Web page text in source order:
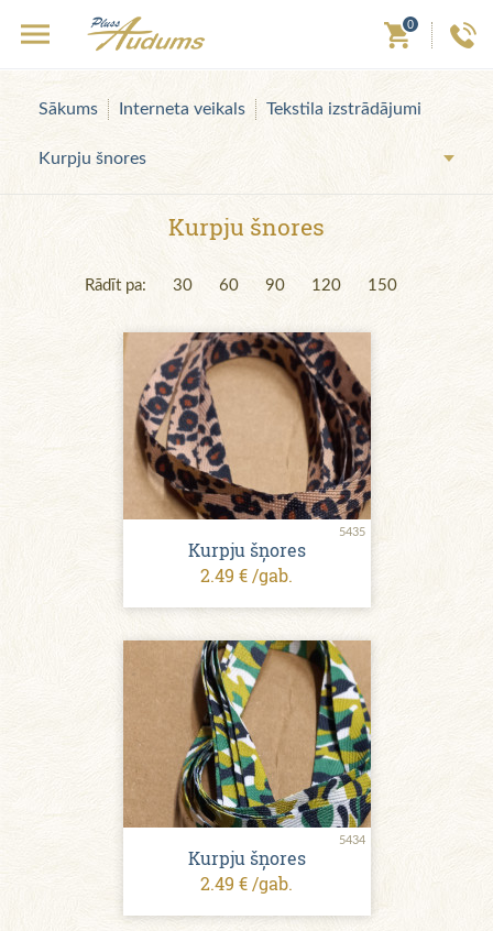
0
Sākums Interneta veikals Tekstila izstrādājumi
Kurpju šnores
Kurpju šnores
Rādīt pa: 30 60 90 120 150
5435
Kurpju šņores
2.49 € /gab.
5434
Kurpju šņores
2.49 € /gab.